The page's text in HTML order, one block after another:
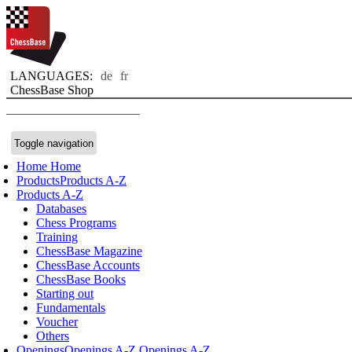
LANGUAGES: de fr
ChessBase Shop
Toggle navigation
Home Home
ProductsProducts A-Z
Products A-Z
Databases
Chess Programs
Training
ChessBase Magazine
ChessBase Accounts
ChessBase Books
Starting out
Fundamentals
Voucher
Others